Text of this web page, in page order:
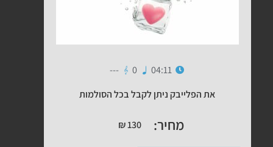
04:11
0
---
את הפלייבק ניתן לקבל בכל הסולמות
מחיר: ₪130